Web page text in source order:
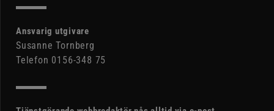
Ansvarig utgivare
Susanne Tornberg
Telefon 0156-348 75